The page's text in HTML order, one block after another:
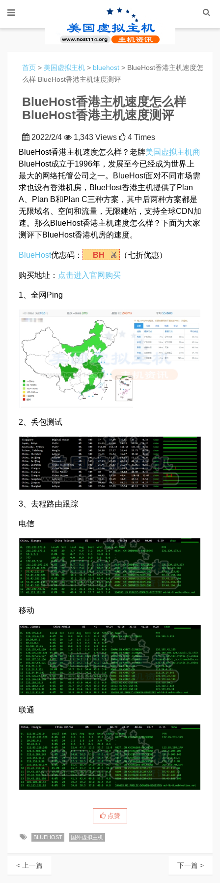
首页 > 美国虚拟主机 > bluehost > BlueHost香港主机速度怎
么样 BlueHost香港主机速度测评
BlueHost香港主机速度怎么样
BlueHost香港主机速度测评
2022/2/4 1,343 Views
4 Times
BlueHost香港主机速度怎么样？老牌美国虚拟主机商
BlueHost成立于1996年，发展至今已经成为世界上
最大的网络托管公司之一。BlueHost面对不同市场需
求也设有香港机房，BlueHost香港主机提供了Plan
A、Plan B和Plan C三种方案，其中后两种方案都是
无限域名、空间和流量，无限建站，支持全球CDN加
速。那么BlueHost香港主机速度怎么样？下面为大家
测评下BlueHost香港机房的速度。
BlueHost优惠码： BH （七折优惠）
购买地址： 点击进入官网购买
1、全网Ping
2、丢包测试
3、去程路由跟踪
电信
移动
联通
点赞
BLUEHOST 国外虚拟主机
< 上一篇 下一篇 >